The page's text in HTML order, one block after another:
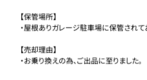
【保管場所】
・屋根ありガレージ駐車場に保管されて
【売却理由】
・お乗り換えの為、ご出品に至りました。